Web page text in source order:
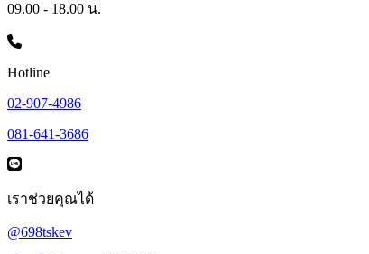
09.00 - 18.00 น.
Hotline
02-907-4986
081-641-3686
เราช่วยคุณได้
@698tskev